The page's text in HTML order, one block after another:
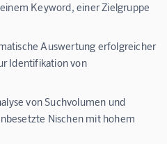
Keyword, einer Zielgruppe
Auswertung erfolgreicher
Identifikation von
von Suchvolumen und
Nischen mit hohem